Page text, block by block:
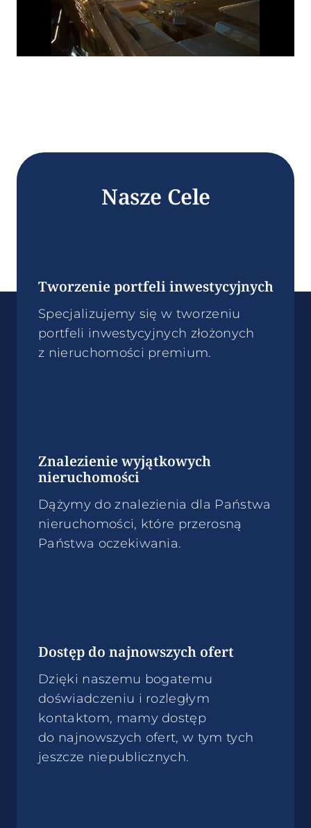
Nasze Cele
Tworzenie portfeli inwestycyjnych
Specjalizujemy się w tworzeniu
portfeli inwestycyjnych złożonych
z nieruchomości premium.
Znalezienie wyjątkowych
nieruchomości
Dążymy do znalezienia dla Państwa
nieruchomości, które przerosną
Państwa oczekiwania.
Dostęp do najnowszych ofert
Dzięki naszemu bogatemu
doświadczeniu i rozległym
kontaktom, mamy dostęp
do najnowszych ofert, w tym tych
jeszcze niepublicznych.